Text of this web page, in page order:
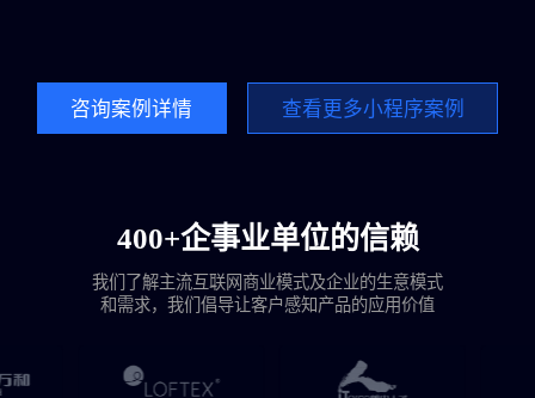
咨询案例详情 查看更多小程序案例
400+企事业单位的信赖
我们了解主流互联网商业模式及企业的生意模式
和需求，我们倡导让客户感知产品的应用价值